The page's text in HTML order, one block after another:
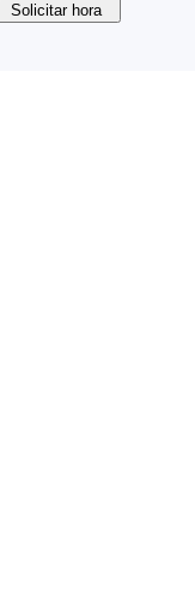
Solicitar hora